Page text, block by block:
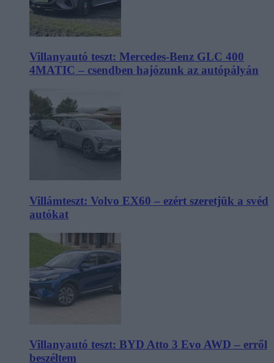
Villanyautó teszt: Mercedes-Benz GLC 400
4MATIC – csendben hajózunk az autópályán
Villámteszt: Volvo EX60 – ezért szeretjük a svéd
autókat
Villanyautó teszt: BYD Atto 3 Evo AWD – erről
beszéltem